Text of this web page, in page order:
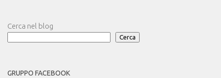
Cerca nel blog
Cerca
GRUPPO FACEBOOK